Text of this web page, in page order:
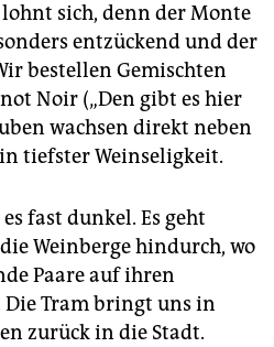
sich, denn der Monte
entzückend und der
bestellen Gemischten
Noir („Den gibt es hier
wachsen direkt neben
tiefster Weinseligkeit.
fast dunkel. Es geht
Weinberge hindurch, wo
Paare auf ihren
Die Tram bringt uns in
zurück in die Stadt.